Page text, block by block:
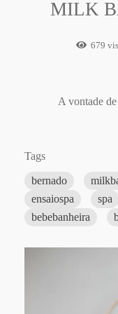
MILK
679
A vontade
Tags
bernado
ensaiospa
spa
bebebanheira